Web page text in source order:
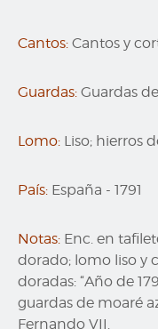
Cantos: Cantos y
Guardas: Guardas
Lomo: Liso; hierros
País: España - 1791
Notas: Enc. en
dorado; lomo liso y
doradas: “Año de
guardas de moaré
Fernando VII.